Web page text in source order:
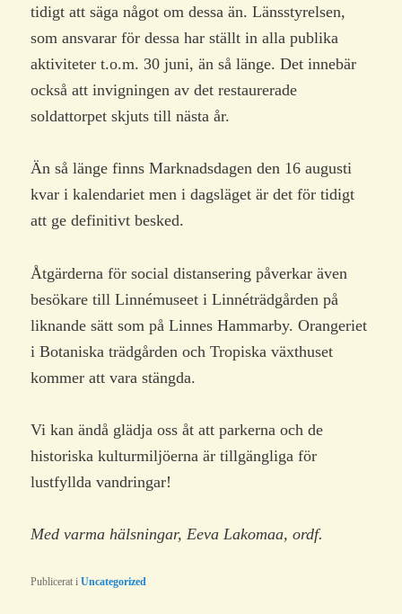
tidigt att säga något om dessa än. Länsstyrelsen,
som ansvarar för dessa har ställt in alla publika
aktiviteter t.o.m. 30 juni, än så länge. Det innebär
också att invigningen av det restaurerade
soldattorpet skjuts till nästa år.
Än så länge finns Marknadsdagen den 16 augusti
kvar i kalendariet men i dagsläget är det för tidigt
att ge definitivt besked.
Åtgärderna för social distansering påverkar även
besökare till Linnémuseet i Linnéträdgården på
liknande sätt som på Linnes Hammarby. Orangeriet
i Botaniska trädgården och Tropiska växthuset
kommer att vara stängda.
Vi kan ändå glädja oss åt att parkerna och de
historiska kulturmiljöerna är tillgängliga för
lustfyllda vandringar!
Med varma hälsningar, Eeva Lakomaa, ordf.
Publicerat i Uncategorized